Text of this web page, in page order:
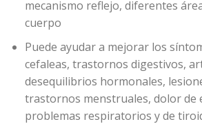
mecanismo reflejo, diferentes
cuerpo
Puede ayudar a mejorar los
cefaleas, trastornos digestivos,
desequilibrios hormonales,
trastornos menstruales, dolor de
problemas respiratorios y de